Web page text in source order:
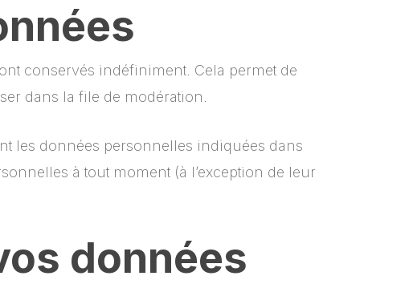
conservés indéfiniment. Cela permet de
dans la file de modération.
les données personnelles indiquées dans
à tout moment (à l’exception de leur
données